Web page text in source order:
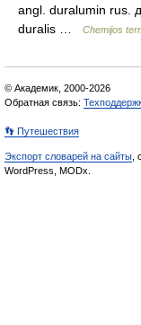
angl. duralumin rus.
duralis …
Chemijos
© Академик, 2000-2026
Обратная связь:
👣 Путешествия
Экспорт словарей на сайты
WordPress, MODx.